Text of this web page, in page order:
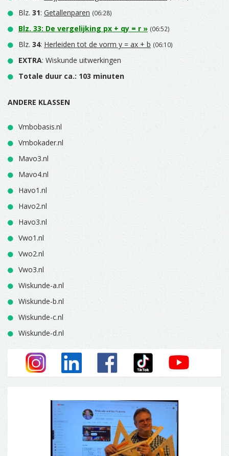
Blz. 31: Getallenparen (06:28)
Blz. 33: De vergelijking px + qy = r » (06:52)
Blz. 34: Herleiden tot de vorm y = ax + b (06:10)
EXTRA: Wiskunde uitwerkingen
Totale duur ca.: 103 minuten
ANDERE KLASSEN
Vmbobasis.nl
Vmbokader.nl
Mavo3.nl
Mavo4.nl
Havo1.nl
Havo2.nl
Havo3.nl
Vwo1.nl
Vwo2.nl
Vwo3.nl
Wiskunde-a.nl
Wiskunde-b.nl
Wiskunde-c.nl
Wiskunde-d.nl